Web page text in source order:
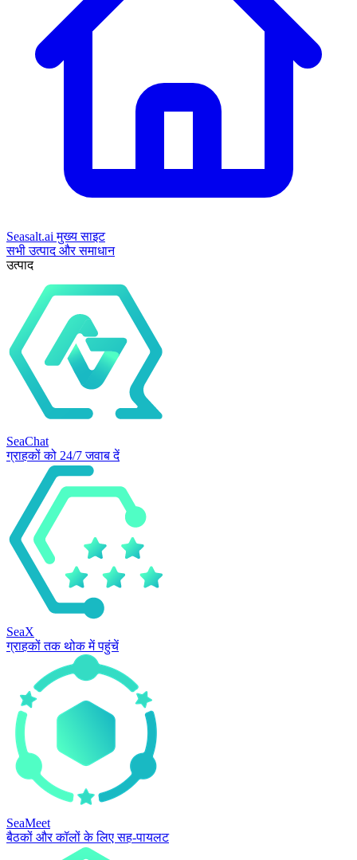
Seasalt.ai मुख्य साइट
सभी उत्पाद और समाधान
उत्पाद
SeaChat
ग्राहकों को 24/7 जवाब दें
SeaX
ग्राहकों तक थोक में पहुंचें
SeaMeet
बैठकों और कॉलों के लिए सह-पायलट